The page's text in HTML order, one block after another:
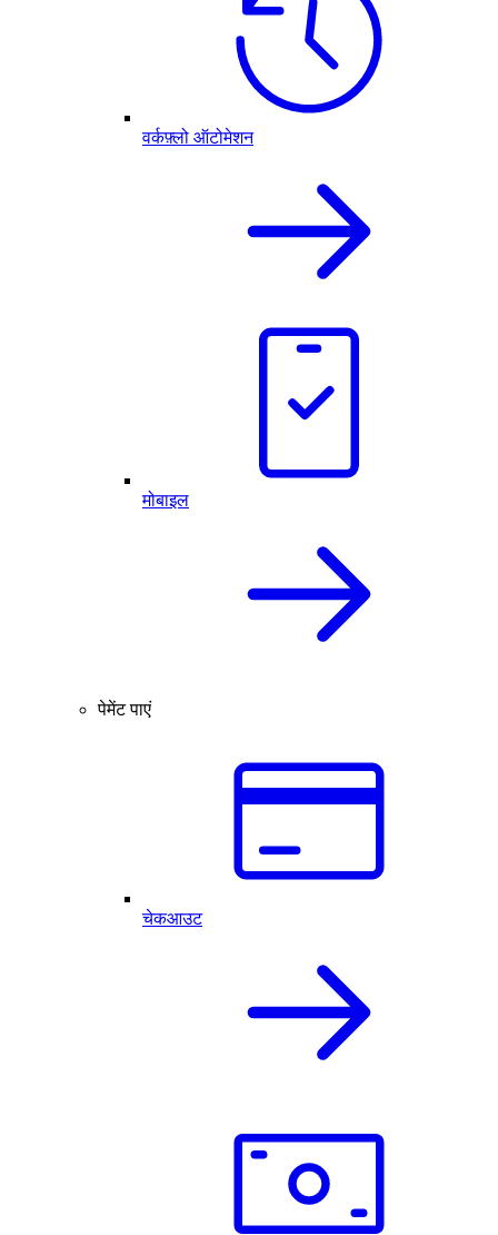
वर्कफ़्लो ऑटोमेशन
मोबाइल
पेमेंट पाएं
चेकआउट